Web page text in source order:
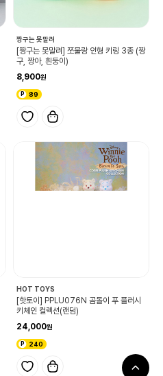
짱구는 못말려
[짱구는 못말려] 쪼물랑 인형 키링 3종 (짱
구, 짱아, 흰둥이)
8,900
89
HOT TOYS
[핫토이] PPLU076N 곰돌이 푸 플러시
키체인 컬렉션(랜덤)
24,000
240